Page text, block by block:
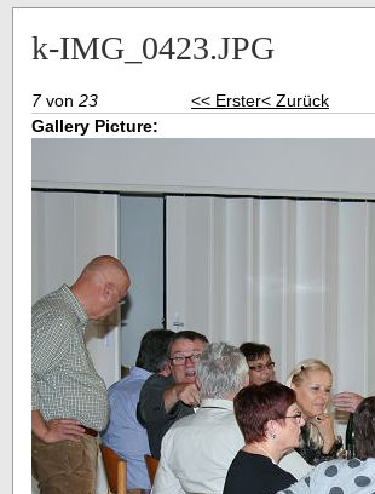
k-IMG_0423.JPG
7von 23 << Erster< Zurück
Gallery Picture: